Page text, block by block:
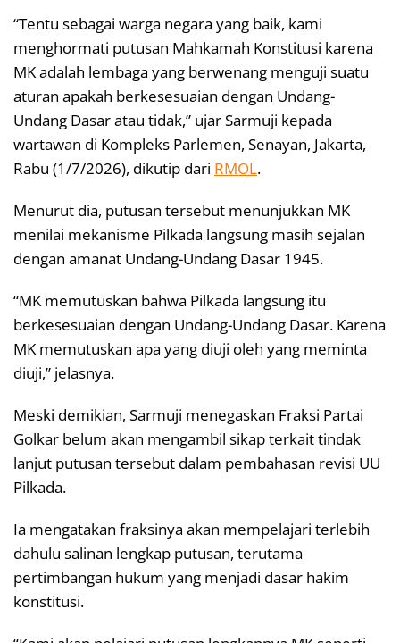
“Tentu sebagai warga negara yang baik, kami
menghormati putusan Mahkamah Konstitusi karena
MK adalah lembaga yang berwenang menguji suatu
aturan apakah berkesesuaian dengan Undang-
Undang Dasar atau tidak,” ujar Sarmuji kepada
wartawan di Kompleks Parlemen, Senayan, Jakarta,
Rabu (1/7/2026), dikutip dari RMOL.
Menurut dia, putusan tersebut menunjukkan MK
menilai mekanisme Pilkada langsung masih sejalan
dengan amanat Undang-Undang Dasar 1945.
“MK memutuskan bahwa Pilkada langsung itu
berkesesuaian dengan Undang-Undang Dasar. Karena
MK memutuskan apa yang diuji oleh yang meminta
diuji,” jelasnya.
Meski demikian, Sarmuji menegaskan Fraksi Partai
Golkar belum akan mengambil sikap terkait tindak
lanjut putusan tersebut dalam pembahasan revisi UU
Pilkada.
Ia mengatakan fraksinya akan mempelajari terlebih
dahulu salinan lengkap putusan, terutama
pertimbangan hukum yang menjadi dasar hakim
konstitusi.